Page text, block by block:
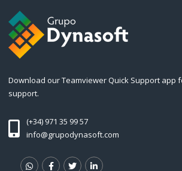
Download our Teamviewer Quick Support app
support.
(+34) 971 35 99 57
info@grupodynasoft.com